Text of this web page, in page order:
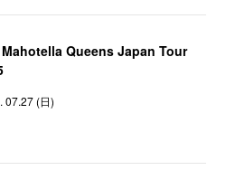
Queens Japan Tour
07.27 (日)